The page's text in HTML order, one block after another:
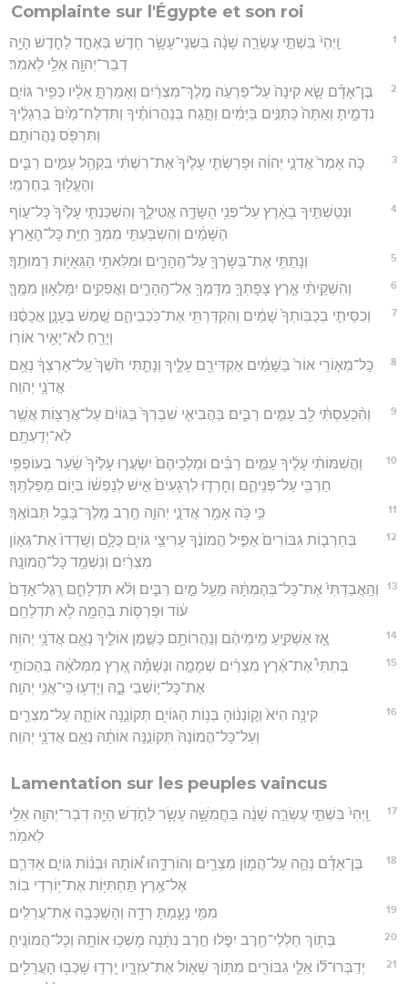
Complainte sur l'Égypte et son roi
1
וַֽיְהִי֙ בִּשְׁתֵּ֣י עֶשְׂרֵ֣ה שָׁנָ֔ה בִּשְׁנֵי־עָשָׂ֥ר חֹ֖דֶשׁ בְּאֶחָ֣ד לַחֹ֑דֶשׁ הָיָ֥ה
דְבַר־יְהוָ֖ה אֵלַ֥י לֵאמֹֽר׃
2
בֶּן־אָדָ֗ם שָׂ֤א קִינָה֙ עַל־פַּרְעֹ֣ה מֶֽלֶךְ־מִצְרַ֔יִם וְאָמַרְתָּ֣ אֵלָ֔יו כְּפִ֥יר גּוֹיִ֖ם
נִדְמֵ֑יתָ וְאַתָּה֙ כַּתַּנִּ֣ים בַּיַּמִּ֔ים וַתָּ֣גַח בְּנַהֲרוֹתֶ֗יךָ וַתִּדְלַח־מַ֙יִם֙ בְּרַגְלֶ֔יךָ
וַתִּרְפֹּ֖ס נַהֲרוֹתָֽם׃
3
כֹּ֤ה אָמַר֙ אֲדֹנָ֣י יְהוִ֔ה וּפָרַשְׂתִּ֤י עָלֶ֙יךָ֙ אֶת־רִשְׁתִּ֔י בִּקְהַ֖ל עַמִּ֣ים רַבִּ֑ים
וְהֶעֱל֖וּךָ בְּחֶרְמִֽי׃
4
וּנְטַשְׁתִּ֣יךָ בָאָ֔רֶץ עַל־פְּנֵ֥י הַשָּׂדֶ֖ה אֲטִילֶ֑ךָ וְהִשְׁכַּנְתִּ֤י עָלֶ֙יךָ֙ כָּל־ע֣וֹף
הַשָּׁמַ֔יִם וְהִשְׂבַּעְתִּ֥י מִמְּךָ֖ חַיַּ֥ת כָּל־הָאָֽרֶץ׃
5 וְנָתַתִּ֥י אֶת־בְּשָׂרְךָ֖ עַל־הֶֽהָרִ֑ים וּמִלֵּאתִ֥י הַגֵּאָי֖וֹת רָמוּתֶֽךָ׃
6 וְהִשְׁקֵיתִ֨י אֶ֧רֶץ צָפָתְךָ֛ מִדָּמְךָ֖ אֶל־הֶֽהָרִ֑ים וַאֲפִקִ֖ים יִמָּלְא֥וּן מִמֶּֽךָּ׃
7
וְכִסֵּיתִ֤י בְכַבּֽוֹתְךָ֙ שָׁמַ֔יִם וְהִקְדַּרְתִּ֖י אֶת־כֹּֽכְבֵיהֶ֑ם שֶׁ֚מֶשׁ בֶּעָנָ֣ן אֲכַסֶּ֔נּוּ
וְיָרֵ֖חַ לֹא־יָאִ֥יר אוֹרֽוֹ׃
8
כָּל־מְא֤וֹרֵי אוֹר֙ בַּשָּׁמַ֔יִם אַקְדִּירֵ֖ם עָלֶ֑יךָ וְנָתַ֤תִּי חֹ֙שֶׁךְ֙ עַֽל־אַרְצְךָ֔ נְאֻ֖ם
אֲדֹנָ֥י יְהוִֽה׃
9
וְהִ֨כְעַסְתִּ֔י לֵ֖ב עַמִּ֣ים רַבִּ֑ים בַּהֲבִיאִ֤י שִׁבְרְךָ֙ בַּגּוֹיִ֔ם עַל־אֲרָצ֖וֹת אֲשֶׁ֥ר
לֹֽא־יְדַעְתָּֽם׃
10
וַהֲשִׁמּוֹתִ֨י עָלֶ֜יךָ עַמִּ֣ים רַבִּ֗ים וּמַלְכֵיהֶם֙ יִשְׂעֲר֤וּ עָלֶ֙יךָ֙ שַׂ֔עַר בְּעוֹפְפִ֥י
חַרְבִּ֖י עַל־פְּנֵיהֶ֑ם וְחָרְד֤וּ לִרְגָעִים֙ אִ֣ישׁ לְנַפְשׁ֔וֹ בְּי֖וֹם מַפַּלְתֶּֽךָ׃
11 כִּ֛י כֹּ֥ה אָמַ֖ר אֲדֹנָ֣י יְהוִ֑ה חֶ֥רֶב מֶֽלֶךְ־בָּבֶ֖ל תְּבוֹאֶֽךָ׃
12
בְּחַרְב֤וֹת גִּבּוֹרִים֙ אַפִּ֣יל הֲמוֹנֶ֔ךָ עָרִיצֵ֥י גוֹיִ֖ם כֻּלָּ֑ם וְשָֽׁדְדוּ֙ אֶת־גְּא֣וֹן
מִצְרַ֔יִם וְנִשְׁמַ֖ד כָּל־הֲמוֹנָֽהּ׃
13
וְהַֽאֲבַדְתִּי֙ אֶת־כָּל־בְּהֶמְתָּ֔הּ מֵעַ֖ל מַ֣יִם רַבִּ֑ים וְלֹ֨א תִדְלָחֵ֤ם רֶֽגֶל־אָדָם֙
ע֔וֹד וּפַרְס֥וֹת בְּהֵמָ֖ה לֹ֥א תִדְלָחֵֽם׃
14 אָ֚ז אַשְׁקִ֣יעַ מֵֽימֵיהֶ֔ם וְנַהֲרוֹתָ֖ם כַּשֶּׁ֣מֶן אוֹלִ֑יךְ נְאֻ֖ם אֲדֹנָ֥י יְהוִֽה׃
15
בְּתִתִּי֩ אֶת־אֶ֨רֶץ מִצְרַ֜יִם שְׁמָמָ֣ה וּנְשַׁמָּ֗ה אֶ֚רֶץ מִמְּלֹאָ֔הּ בְּהַכּוֹתִ֖י
אֶת־כָּל־י֣וֹשְׁבֵי בָ֑הּ וְיָדְע֖וּ כִּֽי־אֲנִ֥י יְהוָֽה׃
16
קִינָ֥ה הִיא֙ וְק֣וֹנְנ֔וּהָ בְּנ֥וֹת הַגּוֹיִ֖ם תְּקוֹנֵ֣נָּה אוֹתָ֑הּ עַל־מִצְרַ֤יִם
וְעַל־כָּל־הֲמוֹנָהּ֙ תְּקוֹנֵ֣נָּה אוֹתָ֔הּ נְאֻ֖ם אֲדֹנָ֥י יְהוִֽה׃
Lamentation sur les peuples vaincus
17
וַֽיְהִי֙ בִּשְׁתֵּ֣י עֶשְׂרֵ֣ה שָׁנָ֔ה בַּחֲמִשָּׁ֥ה עָשָׂ֖ר לַחֹ֑דֶשׁ הָיָ֥ה דְבַר־יְהוָ֖ה אֵלַ֥י
לֵאמֹֽר׃
18
בֶּן־אָדָ֕ם נְהֵ֛ה עַל־הֲמ֥וֹן מִצְרַ֖יִם וְהוֹרִדֵ֑הוּ א֠וֹתָהּ וּבְנ֨וֹת גּוֹיִ֧ם אַדִּרִ֛ם
אֶל־אֶ֥רֶץ תַּחְתִּיּ֖וֹת אֶת־י֥וֹרְדֵי בֽוֹר׃
19 מִמִּ֖י נָעָ֑מְתָּ רְדָ֥ה וְהָשְׁכְּבָ֖ה אֶת־עֲרֵלִֽים׃
20 בְּת֥וֹךְ חַלְלֵי־חֶ֖רֶב יִפֹּ֑לוּ חֶ֣רֶב נִתָּ֔נָה מָשְׁכ֥וּ אוֹתָ֖הּ וְכָל־הֲמוֹנֶֽיהָ׃
21
יְדַבְּרוּ־ל֞וֹ אֵלֵ֧י גִבּוֹרִ֛ים מִתּ֥וֹךְ שְׁא֖וֹל אֶת־עֹֽזְרָ֑יו יָֽרְד֛וּ שָׁכְב֥וּ הָעֲרֵלִ֖ים